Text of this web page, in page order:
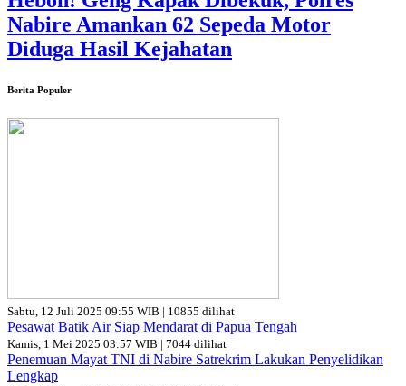
Nabire Amankan 62 Sepeda Motor
Diduga Hasil Kejahatan
Berita Populer
Sabtu, 12 Juli 2025 09:55 WIB | 10855 dilihat
Pesawat Batik Air Siap Mendarat di Papua Tengah
Kamis, 1 Mei 2025 03:57 WIB | 7044 dilihat
Penemuan Mayat TNI di Nabire Satrekrim Lakukan Penyelidikan
Lengkap